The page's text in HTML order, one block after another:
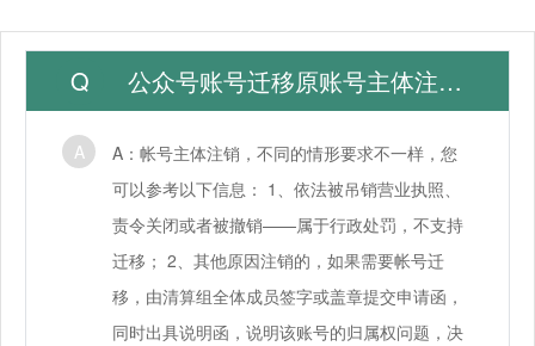
公众号账号迁移原账号主体注销，如何公证，需要什么资料？
A：帐号主体注销，不同的情形要求不一样，您
可以参考以下信息： 1、依法被吊销营业执照、
责令关闭或者被撤销——属于行政处罚，不支持
迁移； 2、其他原因注销的，如果需要帐号迁
移，由清算组全体成员签字或盖章提交申请函，
同时出具说明函，说明该账号的归属权问题，决